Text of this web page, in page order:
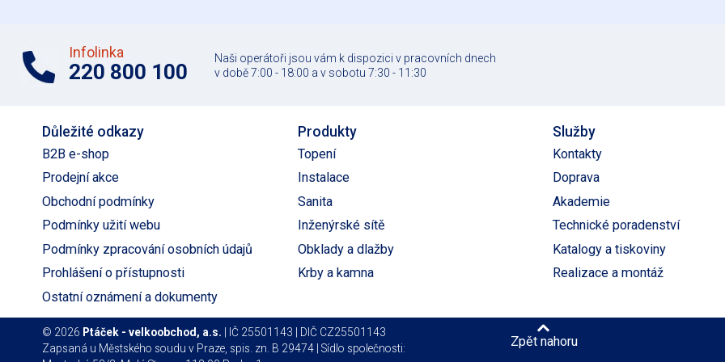
Infolinka
220 800 100
Naši operátoři jsou vám k dispozici v pracovních dnech
v době 7:00 - 18:00 a v sobotu 7:30 - 11:30
Důležité odkazy
B2B e-shop
Prodejní akce
Obchodní podmínky
Podmínky užití webu
Podmínky zpracování osobních údajů
Prohlášení o přístupnosti
Ostatní oznámení a dokumenty
Produkty
Topení
Instalace
Sanita
Inženýrské sítě
Obklady a dlažby
Krby a kamna
Služby
Kontakty
Doprava
Akademie
Technické poradenství
Katalogy a tiskoviny
Realizace a montáž
© 2026 Ptáček - velkoobchod, a.s. | IČ 25501143 | DIČ CZ25501143
Zapsaná u Městského soudu v Praze, spis. zn. B 29474 | Sídlo společnosti:
Zpět nahoru